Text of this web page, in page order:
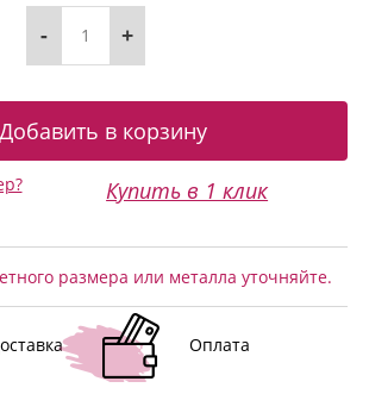
- +
Купить в 1 клик
размера или металла уточняйте.
Оплата